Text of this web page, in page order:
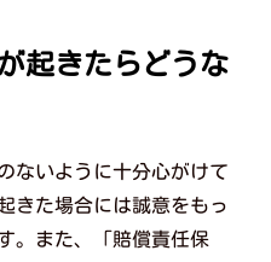
起きたらどうな
ないように十分心がけて
きた場合には誠意をもっ
。また、「賠償責任保